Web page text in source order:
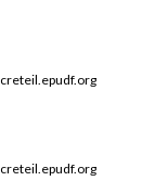
creteil.epudf.org
creteil.epudf.org